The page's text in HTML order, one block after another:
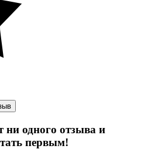
ни одного отзыва и
первым!